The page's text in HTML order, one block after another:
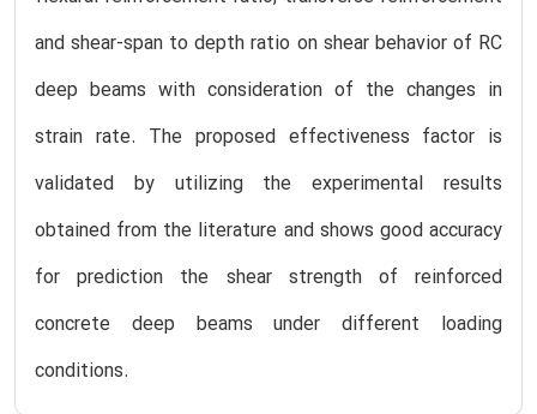
and shear-span to depth ratio on shear behavior of RC
deep beams with consideration of the changes in
strain rate. The proposed effectiveness factor is
validated by utilizing the experimental results
obtained from the literature and shows good accuracy
for prediction the shear strength of reinforced
concrete deep beams under different loading
conditions.